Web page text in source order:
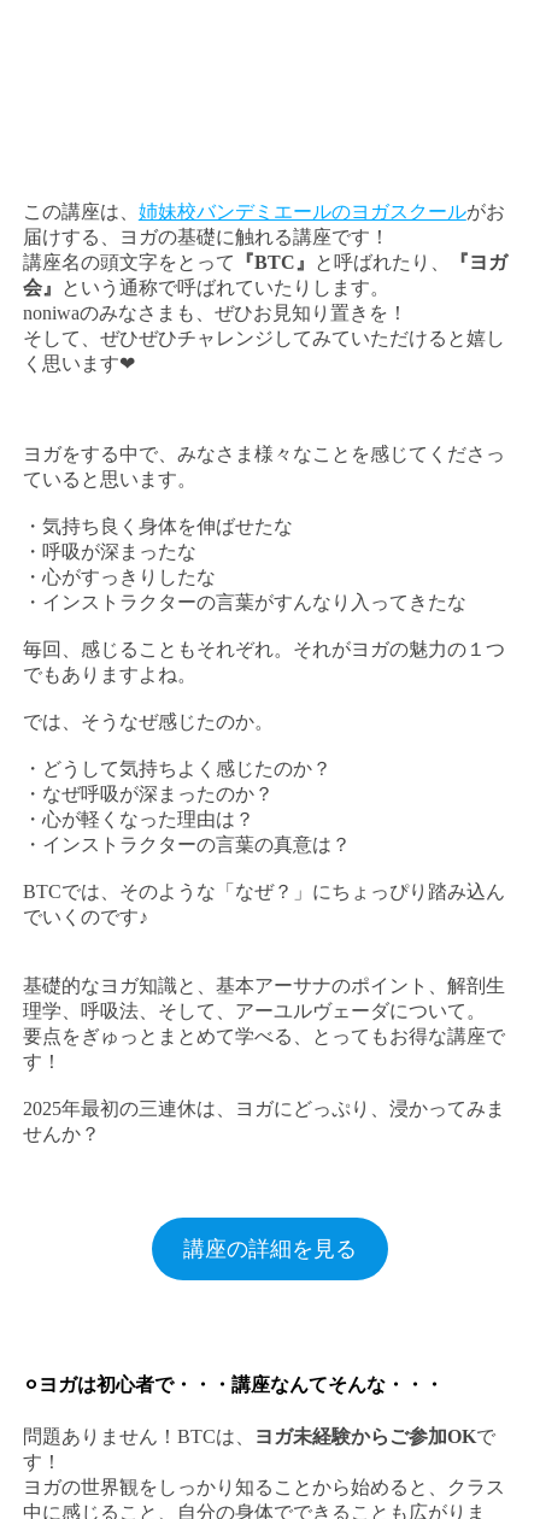
この講座は、 姉妹校バンデミエールのヨガスクールがお
届けする、ヨガの基礎に触れる講座です！
講座名の頭文字をとって
『BTC』 と呼ばれたり、
『ヨガ
会』
という通称で呼ばれていたりします。
noniwaのみなさまも、ぜひお見知り置きを！
そして、ぜひぜひチャレンジしてみていただけると嬉し
く思います❤︎
ヨガをする中で、みなさま様々なことを感じてくださっ
ていると思います。
・気持ち良く身体を伸ばせたな
・呼吸が深まったな
・心がすっきりしたな
・インストラクターの言葉がすんなり入ってきたな
毎回、感じることもそれぞれ。それがヨガの魅力の１つ
でもありますよね。
では、そうなぜ感じたのか。
・どうして気持ちよく感じたのか？
・なぜ呼吸が深まったのか？
・心が軽くなった理由は？
・インストラクターの言葉の真意は？
BTCでは、そのような「なぜ？」にちょっぴり踏み込ん
でいくのです♪
基礎的なヨガ知識と、基本アーサナのポイント、解剖生
理学、呼吸法、そして、アーユルヴェーダについて。
要点をぎゅっとまとめて学べる、とってもお得な講座で
す！
2025年最初の三連休は、ヨガにどっぷり、浸かってみま
せんか？
講座の詳細を見る
⚪︎ヨガは初心者で・・・講座なんてそんな・・・
問題ありません！BTCは、 ヨガ未経験からご参加OKで
す！
ヨガの世界観をしっかり知ることから始めると、クラス
中に感じること、自分の身体でできることも広がりま